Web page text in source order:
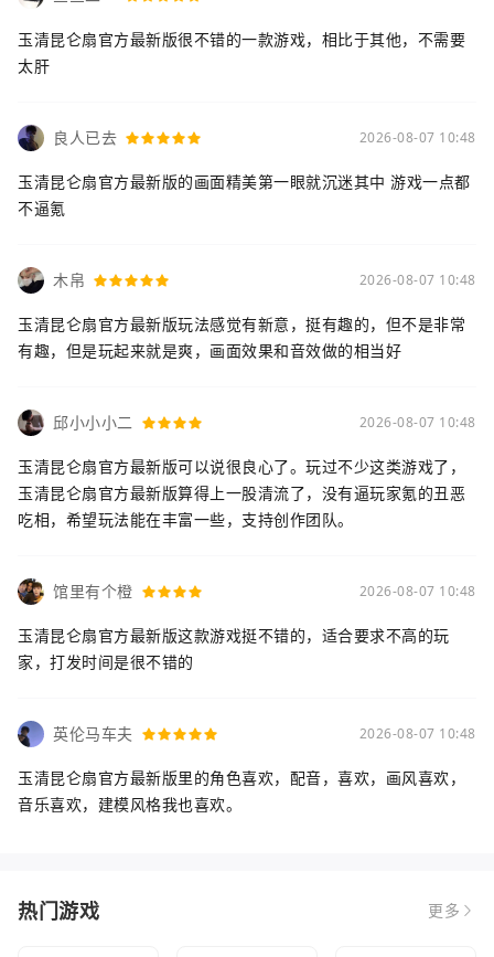
玉清昆仑扇官方最新版很不错的一款游戏，相比于其他，不需要
太肝
良人已去 2026-08-07 10:48
玉清昆仑扇官方最新版的画面精美第一眼就沉迷其中 游戏一点都
不逼氪
木帛 2026-08-07 10:48
玉清昆仑扇官方最新版玩法感觉有新意，挺有趣的，但不是非常
有趣，但是玩起来就是爽，画面效果和音效做的相当好
邱小小小二 2026-08-07 10:48
玉清昆仑扇官方最新版可以说很良心了。玩过不少这类游戏了，
玉清昆仑扇官方最新版算得上一股清流了，没有逼玩家氪的丑恶
吃相，希望玩法能在丰富一些，支持创作团队。
馆里有个橙 2026-08-07 10:48
玉清昆仑扇官方最新版这款游戏挺不错的，适合要求不高的玩
家，打发时间是很不错的
英伦马车夫 2026-08-07 10:48
玉清昆仑扇官方最新版里的角色喜欢，配音，喜欢，画风喜欢，
音乐喜欢，建模风格我也喜欢。
热门游戏 更多